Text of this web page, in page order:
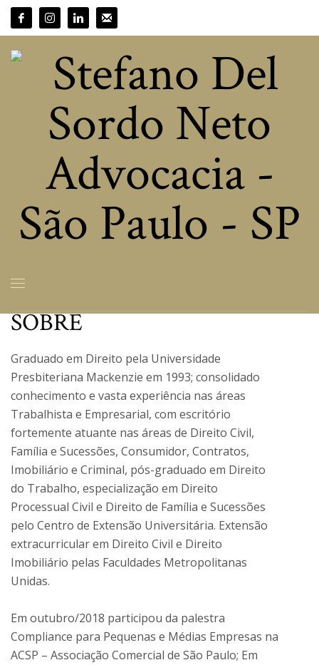
Stefano Del Sordo
Neto
SOBRE
Graduado em Direito pela Universidade
Presbiteriana Mackenzie em 1993; consolidado
conhecimento e vasta experiência nas áreas
Trabalhista e Empresarial, com escritório
fortemente atuante nas áreas de Direito Civil,
Família e Sucessões, Consumidor, Contratos,
Imobiliário e Criminal, pós-graduado em Direito
do Trabalho, especialização em Direito
Processual Civil e Direito de Família e Sucessões
pelo Centro de Extensão Universitária. Extensão
extracurricular em Direito Civil e Direito
Imobiliário pelas Faculdades Metropolitanas
Unidas.
Em outubro/2018 participou da palestra
Compliance para Pequenas e Médias Empresas na
ACSP – Associação Comercial de São Paulo; Em